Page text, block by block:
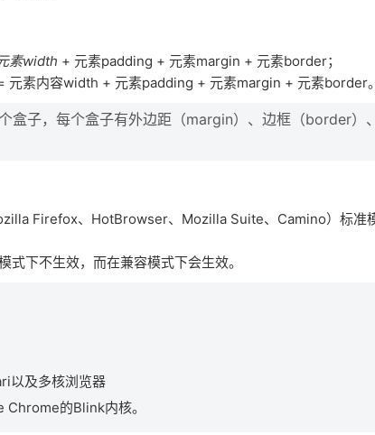
素width + 元素padding + 元素margin + 元素border；
元素内容width + 元素padding + 元素margin + 元素border
盒子，每个盒子有外边距（margin）、边框（border）
Firefox、HotBrowser、Mozilla Suite、Camino）标准
下不生效，而在兼容模式下会生效。
以及多核浏览器
的Blink内核。